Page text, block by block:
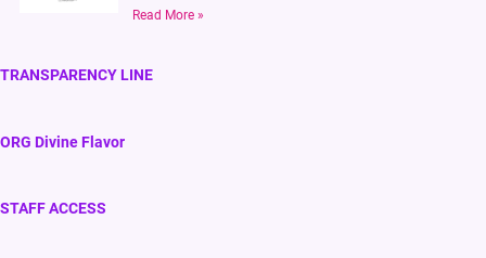
Read More »
TRANSPARENCY LINE
ORG Divine Flavor
STAFF ACCESS